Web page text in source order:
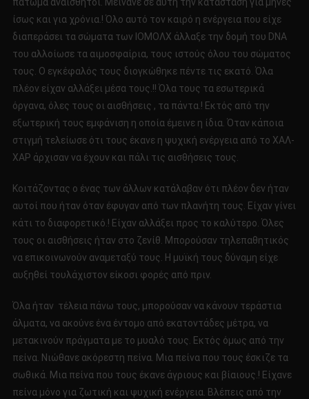
ίσως και για χρόνια.! Όλο αυτό τον καιρό η ενέργεια που είχε
διαπεράσει τα σώματα των ΙΟΜΟΛΧ άλλαξε την δομή του DNA
του αλλοίωσε τα αιμοσφαίρια, τους ιστούς όλου του σώματος
τους. Ο εγκέφαλός τους διογκώθηκε πέντε τις εκατό. Όλα
πλέον είχαν αλλάξει μέσα τους.!! Όλα τους τα εσωτερικά
όργανα, όλες τους οι αισθήσεις , τα πάντα.! Εκτός από την
εξωτερική τους εμφάνιση η οποία έμεινε η ίδια. Όταν κάποια
στιγμή τελείωσε ότι τους έκανε η ψυχική ενέργεια από το ΧΑΛ-
ΧΑΡ άρχισαν να έχουν και πάλι τις αισθήσεις τους.
Κοιτάζοντας ο ένας των άλλων κατάλαβαν ότι πλέον δεν ήταν
αυτοί που ήταν όταν έφυγαν από των πλανήτη τους. Είχαν γίνει
κάτι το διαφορετικό.! Είχαν αλλάξει προς το καλύτερο. Όλες
τους οι αισθήσεις ήταν στο ζενίθ. Μπορούσαν τηλεπαθητικός
να επικοινωνούν αναμεταξύ τους. Η μυϊκή τους δύναμη είχε
αυξηθεί τουλάχιστον είκοσι φορές από πριν.
Όλα ήταν τέλεια πάνω τους, μπορούσαν να κάνουν τεράστια
άλματα, να ακούνε ένα έντομο από εκατοντάδες μέτρα, να
μετακινούν πράγματα με το μυαλό τους. Εκτός όμως από την
πείνα. Νιώθανε ακόρεστη πείνα. Μια πείνα που τους έσκιζε τα
σωθικά. Μια πείνα που τους έκανε άγριους και βίαιους.! Είχανε
πείνα μόνο για ζωτική και ψυχική ενέργεια. Βλέπεις από την